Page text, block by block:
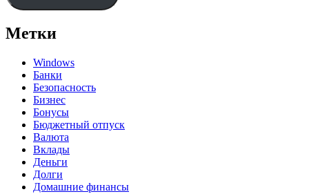
Метки
Windows
Банки
Безопасность
Бизнес
Бонусы
Бюджетный отпуск
Валюта
Вклады
Деньги
Долги
Домашние финансы